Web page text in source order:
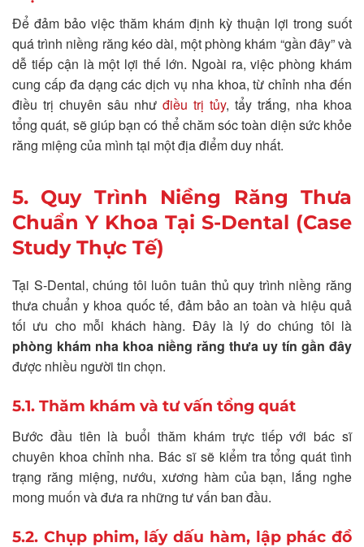
Để đảm bảo việc thăm khám định kỳ thuận lợi trong suốt
quá trình niềng răng kéo dài, một phòng khám “gần đây” và
dễ tiếp cận là một lợi thế lớn. Ngoài ra, việc phòng khám
cung cấp đa dạng các dịch vụ nha khoa, từ chỉnh nha đến
điều trị chuyên sâu như điều trị tủy, tẩy trắng, nha khoa
tổng quát, sẽ giúp bạn có thể chăm sóc toàn diện sức khỏe
răng miệng của mình tại một địa điểm duy nhất.
5. Quy Trình Niềng Răng Thưa
Chuẩn Y Khoa Tại S-Dental (Case
Study Thực Tế)
Tại S-Dental, chúng tôi luôn tuân thủ quy trình niềng răng
thưa chuẩn y khoa quốc tế, đảm bảo an toàn và hiệu quả
tối ưu cho mỗi khách hàng. Đây là lý do chúng tôi là
phòng khám nha khoa niềng răng thưa uy tín gần đây
được nhiều người tin chọn.
5.1. Thăm khám và tư vấn tổng quát
Bước đầu tiên là buổi thăm khám trực tiếp với bác sĩ
chuyên khoa chỉnh nha. Bác sĩ sẽ kiểm tra tổng quát tình
trạng răng miệng, nướu, xương hàm của bạn, lắng nghe
mong muốn và đưa ra những tư vấn ban đầu.
5.2. Chụp phim, lấy dấu hàm, lập phác đồ